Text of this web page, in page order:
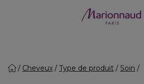
Cheveux Type de produit Soin